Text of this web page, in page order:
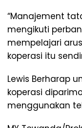
“Manajement
mengikuti
mempelajari
koperasi itu
Lewis Berharap
koperasi
menggunakan